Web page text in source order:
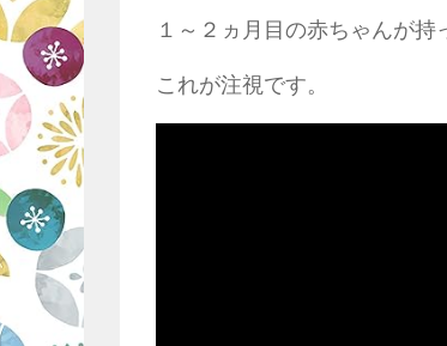
１～２ヵ月目の赤ちゃんが持
これが注視です。